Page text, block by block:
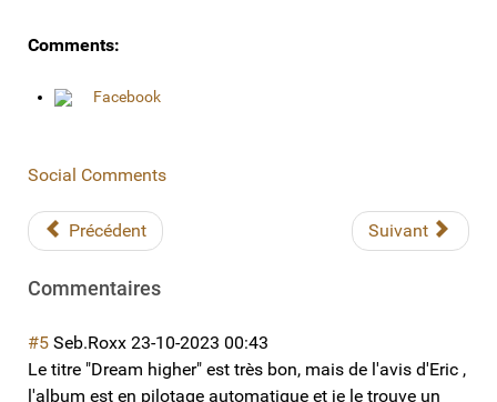
Comments:
Facebook
Social Comments
Précédent Suivant
Commentaires
#5 Seb.Roxx 23-10-2023 00:43
Le titre "Dream higher" est très bon, mais de l'avis d'Eric ,
l'album est en pilotage automatique et je le trouve un